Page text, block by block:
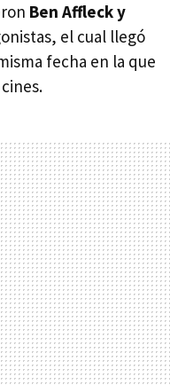
Ben Affleck y
el cual llegó
fecha en la que